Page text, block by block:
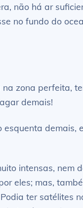
não há ar
no fundo do
zona perfeita,
demais!
demais,
intensas, nem
eles; mas,
ter satélites